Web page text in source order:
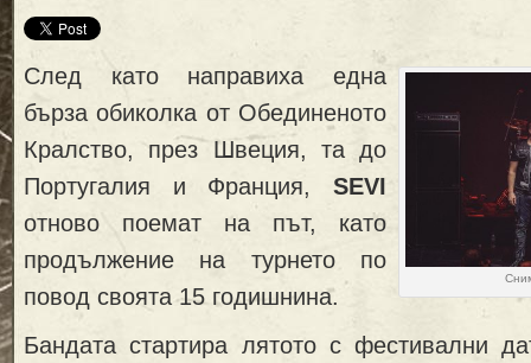
След като направиха една
бърза обиколка от Обединеното
Кралство, през Швеция, та до
Португалия и Франция, SEVI
отново поемат на път, като
продължение на турнето по
повод своята 15 годишнина.
Бандата стартира лятото с фестивални